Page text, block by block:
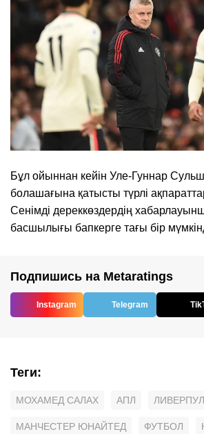
Бұл ойыннан кейін Уле-Гуннар
болашағына қатысты түрлі
Сенімді дереккөздердің
басшылығы бапкерге тағы бір
Подпишись на Metaratings
Instagram Telegram
Теги:
МОХАМЕД САЛАХ АПЛ
МАНЧЕСТЕР ЮНАЙТЕД ФУТБОЛ